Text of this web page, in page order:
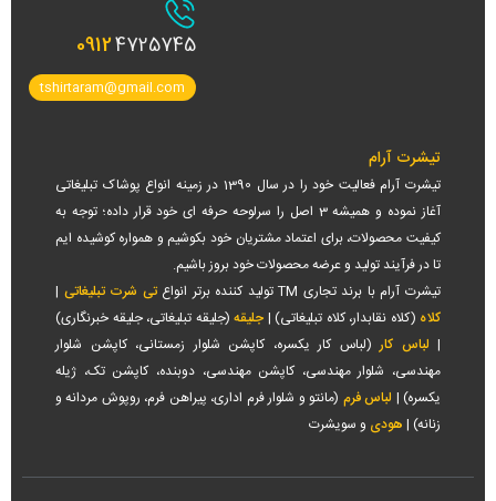
09124725745
tshirtaram@gmail.com
تیشرت آرام
تیشرت آرام فعالیت خود را در سال 1390 در زمینه انواع پوشاک تبلیغاتی
آغاز نموده و همیشه 3 اصل را سرلوحه حرفه ای خود قرار داده؛ توجه به
کیفیت محصولات، برای اعتماد مشتریان خود بکوشیم و همواره کوشیده ایم
تا در فرآیند تولید و عرضه محصولات خود بروز باشیم.
تیشرت آرام با برند تجاری TM تولید کننده برتر انواع
تی شرت تبلیغاتی |
کلاه (کلاه نقابدار، کلاه تبلیغاتی) | جلیقه (جلیقه تبلیغاتی، جلیقه خبرنگاری)
| لباس کار (لباس کار یکسره، کاپشن شلوار زمستانی، کاپشن شلوار
مهندسی، شلوار مهندسی، کاپشن مهندسی، دوبنده، کاپشن تک، ژیله
یکسره) | لباس فرم (مانتو و شلوار فرم اداری، پیراهن فرم، روپوش مردانه و
زنانه) | هودی و سویشرت